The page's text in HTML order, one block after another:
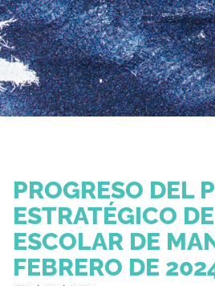
PROGRESO DEL
ESTRATÉGICO
ESCOLAR DE
FEBRERO DE